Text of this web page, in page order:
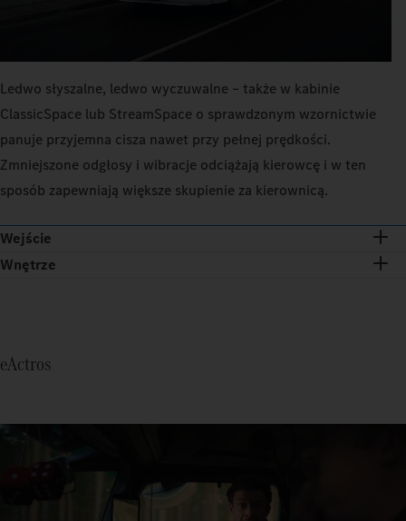
Ledwo słyszalne, ledwo wyczuwalne – także w kabinie
ClassicSpace lub StreamSpace o sprawdzonym wzornictwie
panuje przyjemna cisza nawet przy pełnej prędkości.
Zmniejszone odgłosy i wibracje odciążają kierowcę i w ten
sposób zapewniają większe skupienie za kierownicą.
Wejście
Wnętrze
eActros